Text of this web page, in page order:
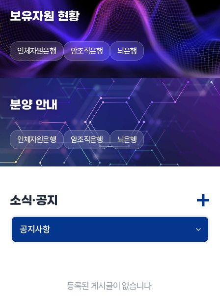
보유자원 현황
인체자원은행 암조직은행 뇌은행
분양 안내
인체자원은행 암조직은행 뇌은행
소식·공지 +
등록된 게시글이 없습니다.